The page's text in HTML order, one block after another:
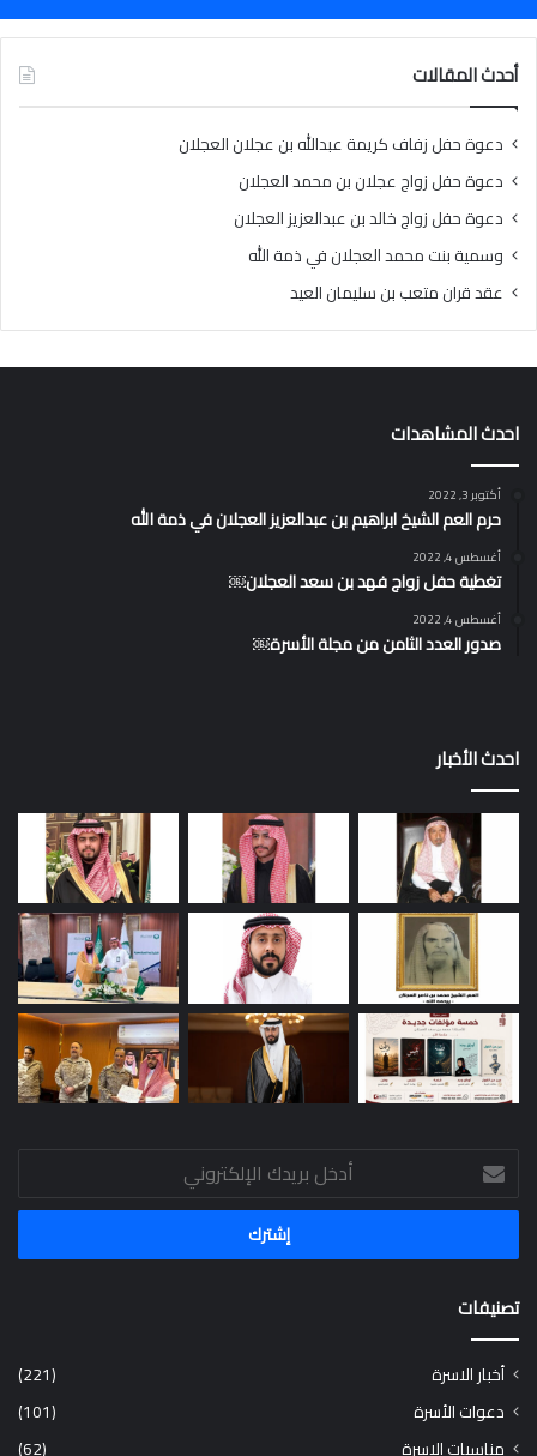
أحدث المقالات
دعوة حفل زفاف كريمة عبدالله بن عجلان العجلان
دعوة حفل زواج عجلان بن محمد العجلان
دعوة حفل زواج خالد بن عبدالعزيز العجلان
وسمية بنت محمد العجلان في ذمة الله
عقد قران متعب بن سليمان العيد
احدث المشاهدات
أكتوبر 3, 2022
حرم العم الشيخ ابراهيم بن عبدالعزيز العجلان في ذمة الله
أغسطس 4, 2022
تغطية حفل زواج فهد بن سعد العجلان￼
أغسطس 4, 2022
صدور العدد الثامن من مجلة الأسرة￼
احدث الأخبار
أدخل
بريدك
الإلكتروني
تصنيفات
أخبار الاسرة
(221)
دعوات الأسرة
(101)
مناسبات الاسرة
(62)